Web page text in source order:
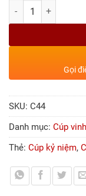
Số lượng
Gọi
SKU: C44
Danh mục: Cúp
Thẻ: Cúp kỷ niệm,